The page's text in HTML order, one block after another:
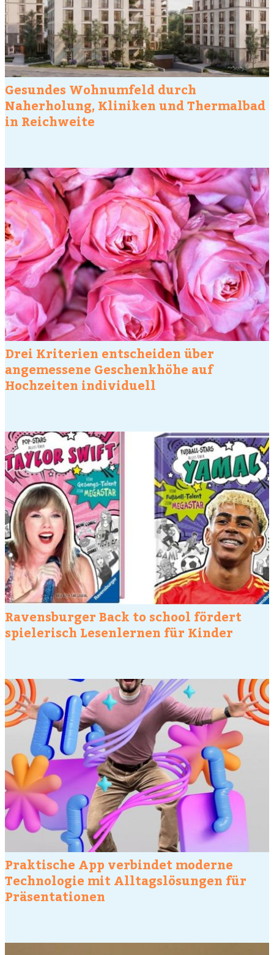
Gesundes Wohnumfeld durch
Naherholung, Kliniken und Thermalbad
in Reichweite
Drei Kriterien entscheiden über
angemessene Geschenkhöhe auf
Hochzeiten individuell
Ravensburger Back to school fördert
spielerisch Lesenlernen für Kinder
Praktische App verbindet moderne
Technologie mit Alltagslösungen für
Präsentationen